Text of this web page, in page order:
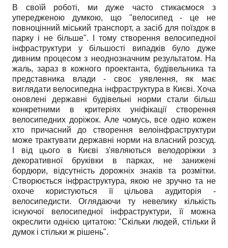
В своїй роботі, ми дуже часто стикаємося з
упередженою думкою, що "велосипед - це не
повноцінний міський транспорт, а засіб для поїздок в
парку і не більше". І тому створення велосипедної
інфраструктури у більшості випадків було дуже
дивним процесом з неоднозначним результатом. На
жаль, зараз в кожного проектанта, будівельника та
представника влади - своє уявлення, як має
виглядати велосипедна інфраструктура в Києві. Хоча
оновлені державні будівельні норми стали більш
конкретними в критеріях уніфікації створення
велосипедних доріжок. Але чомусь, все одно кожен
хто причасний до створення велоінфраструктури
може трактувати державні норми на власний розсуд.
І від цього в Києві з'являються велодоріжки з
декоративної бруківки в парках, не занижені
бордюри, відсутність дорожніх знаків та розмітки.
Створюється інфраструктура, якою не зручно та не
охоче користуються її цільова аудиторія -
велосипедисти. Оглядаючи ту невелику кількість
існуючої велосипедної інфраструктури, її можна
окреслити однією цитатою: "Скільки людей, стільки й
думок і стільки ж рішень".